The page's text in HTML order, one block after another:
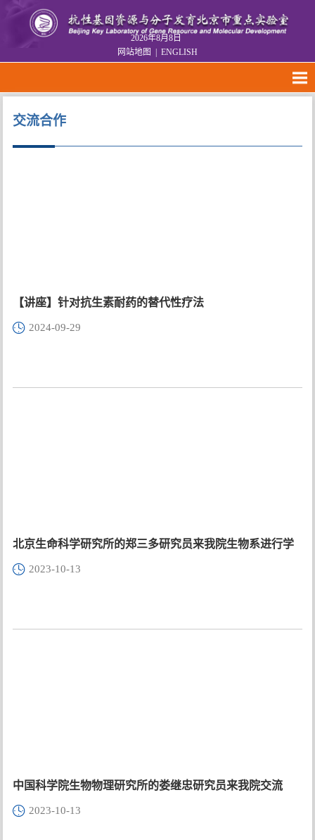
2026年8月8日
网站地图
ENGLISH
交流合作
【讲座】针对抗生素耐药的替代性疗法
2024-09-29
北京生命科学研究所的郑三多研究员来我院生物系进行学
术交流2023-10-13
中国科学院生物物理研究所的娄继忠研究员来我院交流
2023-10-13